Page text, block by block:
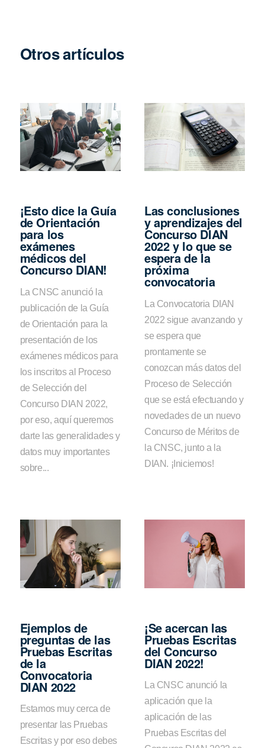
Otros artículos
¡Esto dice la Guía
de Orientación
para los
exámenes
médicos del
Concurso DIAN!
La CNSC anunció la
publicación de la Guía
de Orientación para la
presentación de los
exámenes médicos para
los inscritos al Proceso
de Selección del
Concurso DIAN 2022,
por eso, aquí queremos
darte las generalidades y
datos muy importantes
sobre...
Las conclusiones
y aprendizajes del
Concurso DIAN
2022 y lo que se
espera de la
próxima
convocatoria
La Convocatoria DIAN
2022 sigue avanzando y
se espera que
prontamente se
conozcan más datos del
Proceso de Selección
que se está efectuando y
novedades de un nuevo
Concurso de Méritos de
la CNSC, junto a la
DIAN. ¡Iniciemos!
Ejemplos de
preguntas de las
Pruebas Escritas
de la
Convocatoria
DIAN 2022
Estamos muy cerca de
presentar las Pruebas
Escritas y por eso debes
¡Se acercan las
Pruebas Escritas
del Concurso
DIAN 2022!
La CNSC anunció la
aplicación que la
aplicación de las
Pruebas Escritas del